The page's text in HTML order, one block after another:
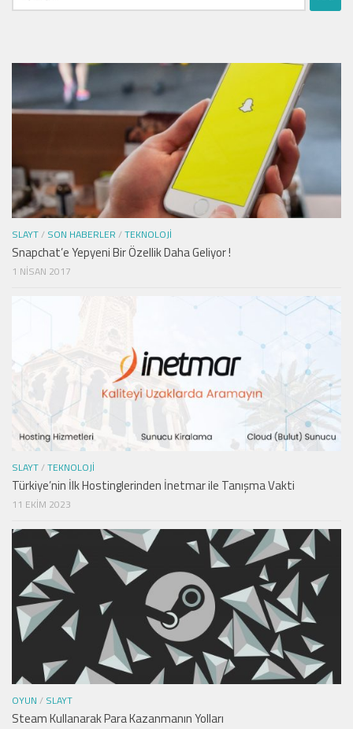
SLAYT/ SON HABERLER /TEKNOLOJI
Snapchat’e Yepyeni Bir Özellik Daha Geliyor !
1 NISAN 2017
SLAYT/TEKNOLOJI
Türkiye’nin İlk Hostinglerinden İnetmar ile Tanışma Vakti
11 EKIM 2023
OYUN / SLAYT
Steam Kullanarak Para Kazanmanın Yolları